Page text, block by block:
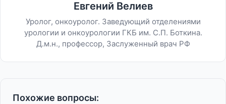
Евгений Велиев
Уролог, онкоуролог. Заведующий отделениями
урологии и онкоурологии ГКБ им. С.П. Боткина.
Д.м.н., профессор, Заслуженный врач РФ
Похожие вопросы: